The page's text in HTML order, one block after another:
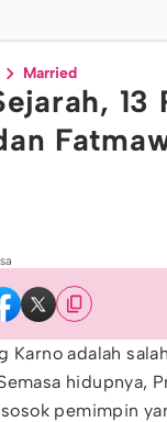
Married
13
Karno adalah
hidupnya,
pemimpin